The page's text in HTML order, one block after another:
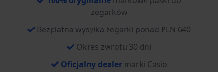
zegarków
Bezpłatna wysyłka zegarki ponad PLN 640
Okres zwrotu 30 dni
Oficjalny dealermarki Casio